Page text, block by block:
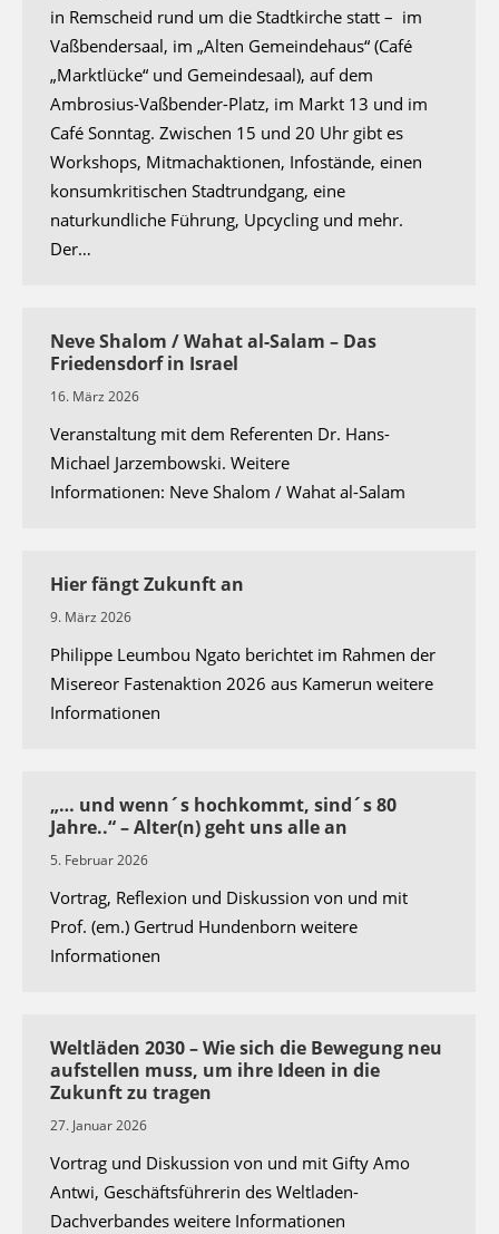
in Remscheid rund um die Stadtkirche statt – im
Vaßbendersaal, im „Alten Gemeindehaus“ (Café
„Marktlücke“ und Gemeindesaal), auf dem
Ambrosius-Vaßbender-Platz, im Markt 13 und im
Café Sonntag. Zwischen 15 und 20 Uhr gibt es
Workshops, Mitmachaktionen, Infostände, einen
konsumkritischen Stadtrundgang, eine
naturkundliche Führung, Upcycling und mehr.
Der…
Neve Shalom / Wahat al-Salam – Das
Friedensdorf in Israel
16. März 2026
Veranstaltung mit dem Referenten Dr. Hans-
Michael Jarzembowski. Weitere
Informationen: Neve Shalom / Wahat al-Salam
Hier fängt Zukunft an
9. März 2026
Philippe Leumbou Ngato berichtet im Rahmen der
Misereor Fastenaktion 2026 aus Kamerun weitere
Informationen
„… und wenn´s hochkommt, sind´s 80
Jahre..“ – Alter(n) geht uns alle an
5. Februar 2026
Vortrag, Reflexion und Diskussion von und mit
Prof. (em.) Gertrud Hundenborn weitere
Informationen
Weltläden 2030 – Wie sich die Bewegung neu
aufstellen muss, um ihre Ideen in die
Zukunft zu tragen
27. Januar 2026
Vortrag und Diskussion von und mit Gifty Amo
Antwi, Geschäftsführerin des Weltladen-
Dachverbandes weitere Informationen